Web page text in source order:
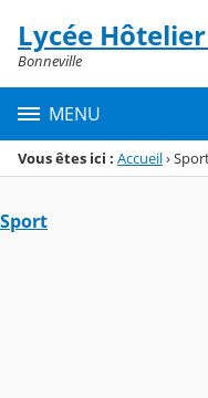
Menu de la rubrique
Contenu
Lycée
Bonneville
MENU
Vous êtes ici : Accueil›
Sport